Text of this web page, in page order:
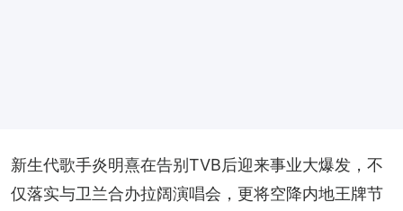
新生代歌手炎明熹在告别TVB后迎来事业大爆发，不
仅落实与卫兰合办拉阔演唱会，更将空降内地王牌节